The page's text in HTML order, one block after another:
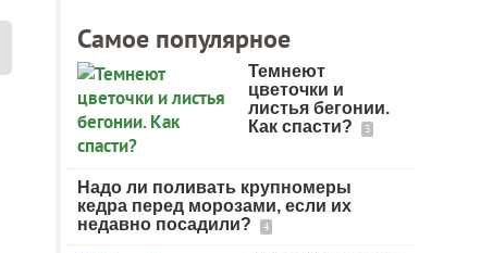
Самое популярное
Темнеют
цветочки и
листья бегонии.
Как спасти?
3
Надо ли поливать крупномеры
кедра перед морозами, если их
недавно посадили?
4